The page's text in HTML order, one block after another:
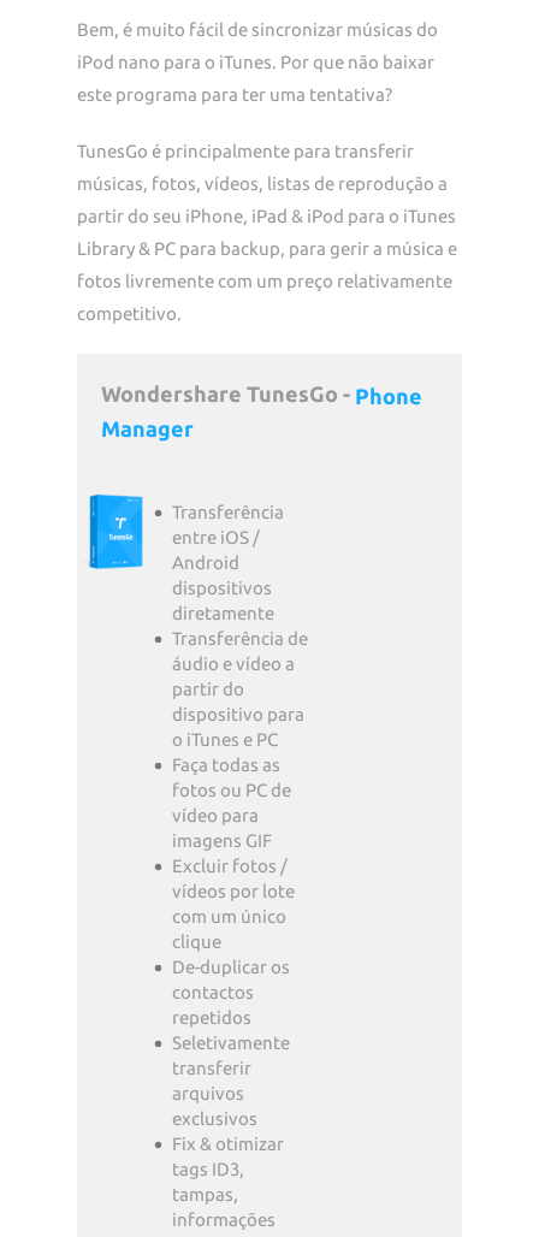
Bem, é muito fácil de sincronizar músicas do
iPod nano para o iTunes. Por que não baixar
este programa para ter uma tentativa?
TunesGo é principalmente para transferir
músicas, fotos, vídeos, listas de reprodução a
partir do seu iPhone, iPad & iPod para o iTunes
Library & PC para backup, para gerir a música e
fotos livremente com um preço relativamente
competitivo.
Wondershare TunesGo - Phone
Manager
Transferência
entre iOS /
Android
dispositivos
diretamente
Transferência de
áudio e vídeo a
partir do
dispositivo para
o iTunes e PC
Faça todas as
fotos ou PC de
vídeo para
imagens GIF
Excluir fotos /
vídeos por lote
com um único
clique
De-duplicar os
contactos
repetidos
Seletivamente
transferir
arquivos
exclusivos
Fix & otimizar
tags ID3,
tampas,
informações